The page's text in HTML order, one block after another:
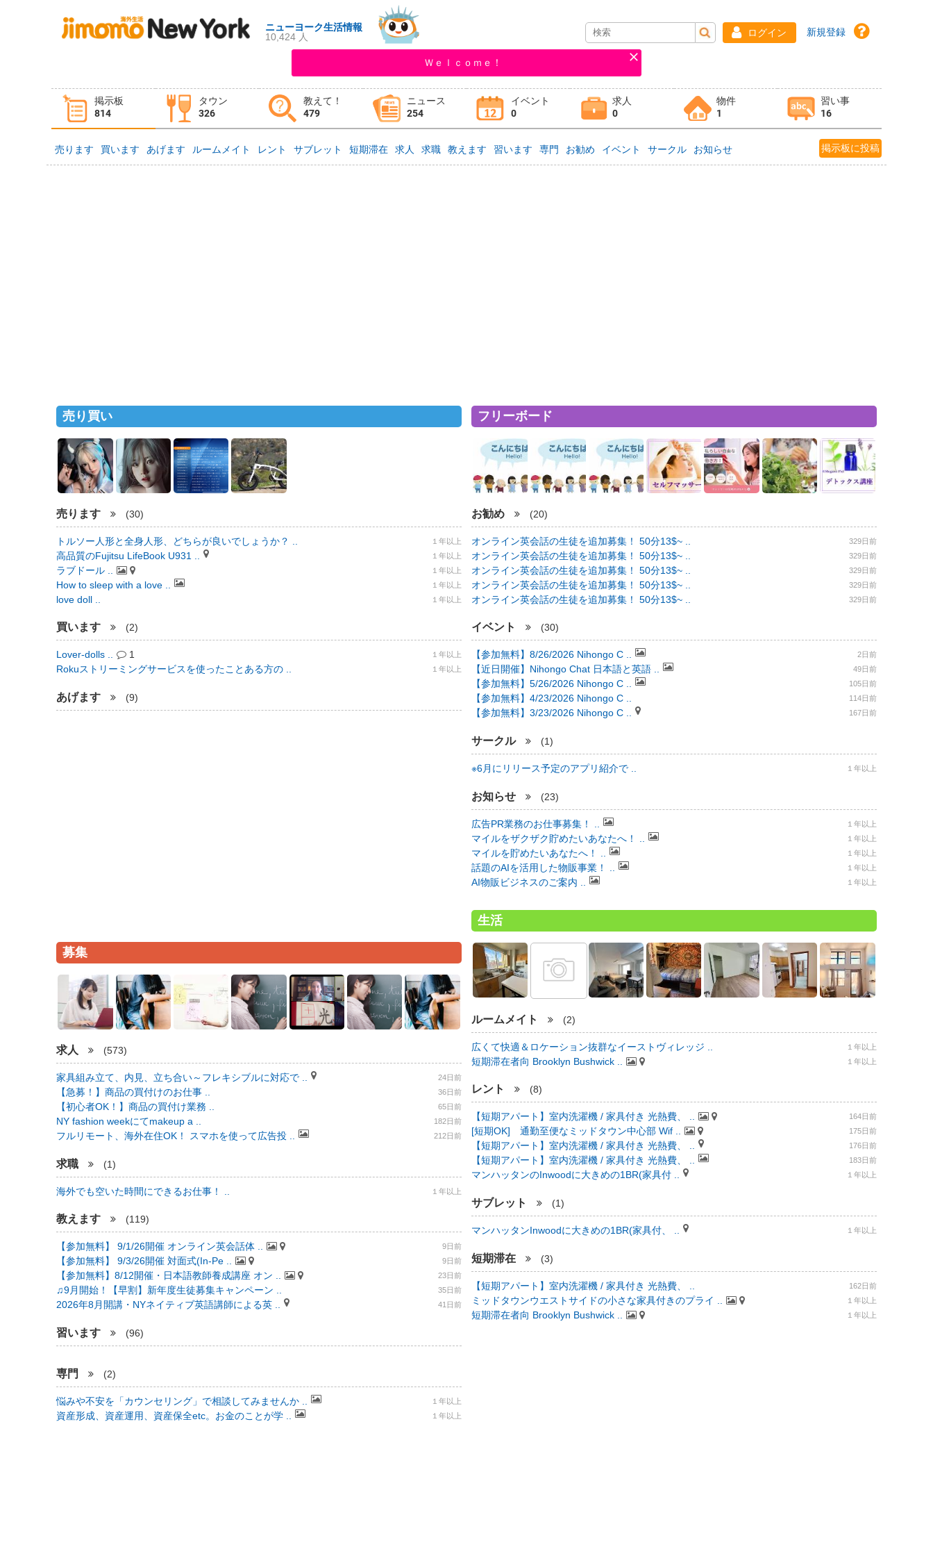
ニューヨーク生活情報
10,424 人
ログイン 新規登録
Ｗｅｌｃｏｍｅ！
掲示板
814
タウン
326
教えて！
479
ニュース
254
イベント
0
求人
0
物件
1
習い事
16
タウン情報 教えて！
売ります 買います あげます ルームメイト レント サブレット 短期滞在 求人 求職 教えます 習います 専門 お勧め イベント サークル お知らせ 掲示板に投稿
売り買い
売ります (30)
トルソー人形と全身人形、どちらが良いでしょうか？ .. １年以上
高品質のFujitsu LifeBook U931 .. １年以上
ラブドール .. １年以上
How to sleep with a love .. １年以上
love doll .. １年以上
買います (2)
Lover-dolls .. 1 １年以上
Rokuストリーミングサービスを使ったことある方の .. １年以上
あげます (9)
募集
求人 (573)
家具組み立て、内見、立ち合い～フレキシブルに対応で .. 24日前
【急募！】商品の買付けのお仕事 .. 36日前
【初心者OK！】商品の買付け業務 .. 65日前
NY fashion weekにてmakeup a .. 182日前
フルリモート、海外在住OK！ スマホを使って広告投 .. 212日前
求職 (1)
海外でも空いた時間にできるお仕事！ .. １年以上
教えます (119)
【参加無料】 9/1/26開催 オンライン英会話体 .. 9日前
【参加無料】 9/3/26開催 対面式(In-Pe .. 9日前
【参加無料】8/12開催・日本語教師養成講座 オン .. 23日前
♫9月開始！【早割】新年度生徒募集キャンペーン .. 35日前
2026年8月開講・NYネイティブ英語講師による英 .. 41日前
習います (96)
専門 (2)
悩みや不安を「カウンセリング」で相談してみませんか .. １年以上
資産形成、資産運用、資産保全etc。お金のことが学 .. １年以上
フリーボード
お勧め (20)
オンライン英会話の生徒を追加募集！ 50分13$~ .. 329日前
オンライン英会話の生徒を追加募集！ 50分13$~ .. 329日前
オンライン英会話の生徒を追加募集！ 50分13$~ .. 329日前
オンライン英会話の生徒を追加募集！ 50分13$~ .. 329日前
オンライン英会話の生徒を追加募集！ 50分13$~ .. 329日前
イベント (30)
【参加無料】8/26/2026 Nihongo C .. 2日前
【近日開催】Nihongo Chat 日本語と英語 .. 49日前
【参加無料】5/26/2026 Nihongo C .. 105日前
【参加無料】4/23/2026 Nihongo C .. 114日前
【参加無料】3/23/2026 Nihongo C .. 167日前
サークル (1)
※6月にリリース予定のアプリ紹介で .. １年以上
お知らせ (23)
広告PR業務のお仕事募集！ .. １年以上
マイルをザクザク貯めたいあなたへ！ .. １年以上
マイルを貯めたいあなたへ！ .. １年以上
話題のAIを活用した物販事業！ .. １年以上
AI物販ビジネスのご案内 .. １年以上
生活
ルームメイト (2)
広くて快適＆ロケーション抜群なイーストヴィレッジ .. １年以上
短期滞在者向 Brooklyn Bushwick .. １年以上
レント (8)
【短期アパート】室内洗濯機 / 家具付き 光熱費、 .. 164日前
[短期OK] 通勤至便なミッドタウン中心部 Wif .. 175日前
【短期アパート】室内洗濯機 / 家具付き 光熱費、 .. 176日前
【短期アパート】室内洗濯機 / 家具付き 光熱費、 .. 183日前
マンハッタンのInwoodに大きめの1BR(家具付 .. １年以上
サブレット (1)
マンハッタンInwoodに大きめの1BR(家具付、 .. １年以上
短期滞在 (3)
【短期アパート】室内洗濯機 / 家具付き 光熱費、 .. 162日前
ミッドタウンウエストサイドの小さな家具付きのプライ .. １年以上
短期滞在者向 Brooklyn Bushwick .. １年以上